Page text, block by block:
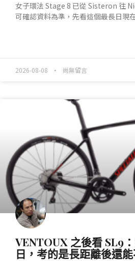
女子環法 Stage 8 已從 Sisteron 往
可確認資料為準，先看這個最長日現
2026-08-08 尚無留言
VENTOUX 之後看 SL9
日，考的是長距離後還